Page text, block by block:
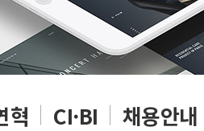
혁 CI·BI 채용안내